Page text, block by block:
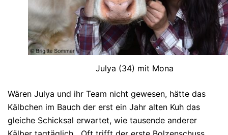
Julya (34) mit Mona
Wären Julya und ihr Team nicht gewesen, hätte das
Kälbchen im Bauch der erst ein Jahr alten Kuh das
gleiche Schicksal erwartet, wie tausende anderer